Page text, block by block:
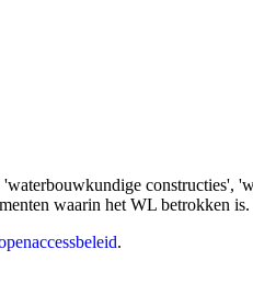
constructies',
waarin het WL betrokken is.
.